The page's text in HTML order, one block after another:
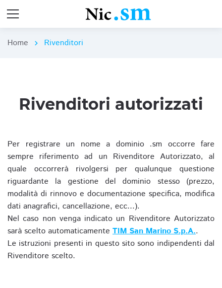
Home chevron_right Rivenditori
Rivenditori autorizzati
Per registrare un nome a dominio .sm occorre fare
sempre riferimento ad un Rivenditore Autorizzato, al
quale occorrerà rivolgersi per qualunque questione
riguardante la gestione del dominio stesso (prezzo,
modalità di rinnovo e documentazione specifica, modifica
dati anagrafici, cancellazione, ecc...).
Nel caso non venga indicato un Rivenditore Autorizzato
sarà scelto automaticamente TIM San Marino S.p.A..
Le istruzioni presenti in questo sito sono indipendenti dal
Rivenditore scelto.